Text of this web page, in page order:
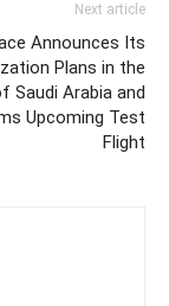
Next article
Announces Its
Plans in the
Saudi Arabia and
Upcoming Test
Flight